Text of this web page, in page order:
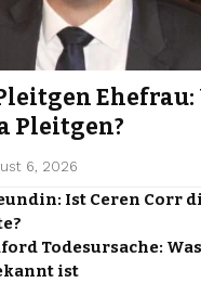
Ehefrau:
Pleitgen?
6, 2026
Ist Ceren Corr
Todesursache:
ist